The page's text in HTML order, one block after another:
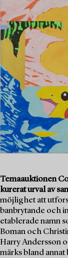
Temaauktionen
kurerat urval av
möjlighet att
banbrytande och
etablerade namn
Boman och
Harry Andersson
märks bland